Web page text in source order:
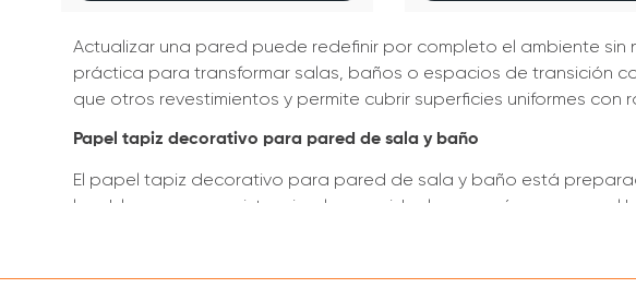
Actualizar una pared puede redefinir por completo el ambiente sin
práctica para transformar salas, baños o espacios de transición
que otros revestimientos y permite cubrir superficies uniformes con
Papel tapiz decorativo para pared de sala y baño
El papel tapiz decorativo para pared de sala y baño está
lavables y mayor resistencia al vapor, ideales para áreas como el
Sale a tus paredes un acabado renovado sin complicaciones.